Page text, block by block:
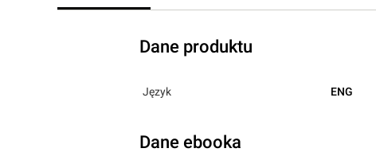
Dane produktu
Język ENG
Dane ebooka